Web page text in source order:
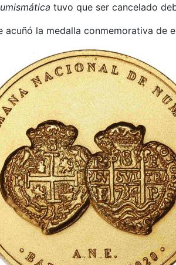
tuvo que ser cancelado
acuñó la medalla conmemorativa de